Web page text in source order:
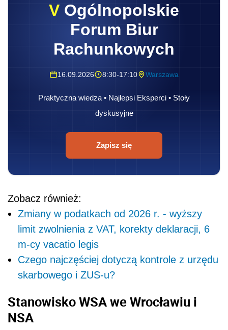
V Ogólnopolskie
Forum Biur
Rachunkowych
16.09.2026 8:30-17:10 Warszawa
Praktyczna wiedza • Najlepsi Eksperci • Stoły
dyskusyjne
Zapisz się
Zobacz również:
Zmiany w podatkach od 2026 r. - wyższy
limit zwolnienia z VAT, korekty deklaracji, 6
m-cy vacatio legis
Czego najczęściej dotyczą kontrole z urzędu
skarbowego i ZUS-u?
Stanowisko WSA we Wrocławiu i
NSA